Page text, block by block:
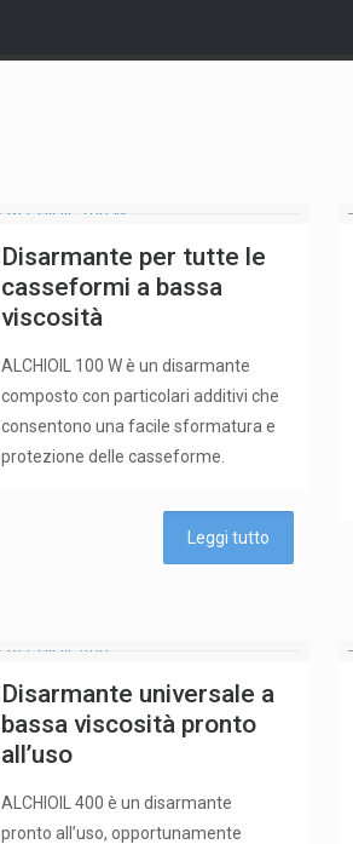
Disarmante per tutte le
casseformi a bassa
viscosità
ALCHIOIL 100 W è un disarmante
composto con particolari additivi che
consentono una facile sformatura e
protezione delle casseforme.
Leggi tutto
Disarmante universale a
bassa viscosità pronto
all’uso
ALCHIOIL 400 è un disarmante
pronto all’uso, opportunamente